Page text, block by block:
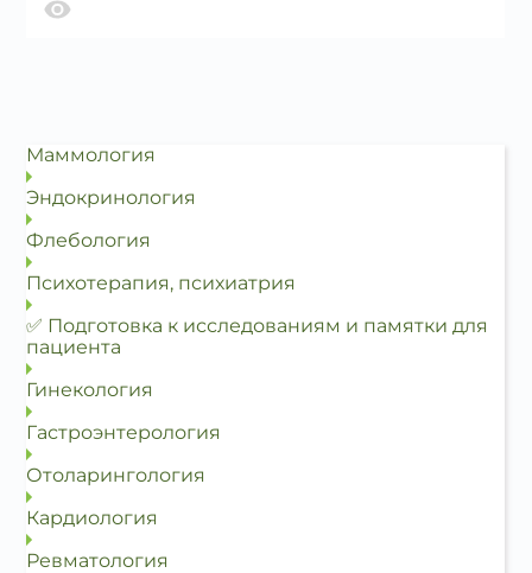
Маммология
Эндокринология
Флебология
Психотерапия, психиатрия
✅ Подготовка к исследованиям и памятки для
пациента
Гинекология
Гастроэнтерология
Отоларингология
Кардиология
Ревматология